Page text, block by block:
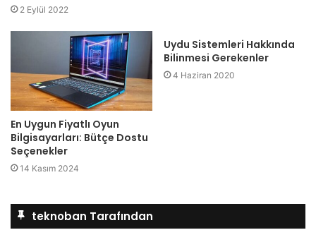
2 Eylül 2022
En Uygun Fiyatlı Oyun
Bilgisayarları: Bütçe Dostu
Seçenekler
14 Kasım 2024
Uydu Sistemleri Hakkında
Bilinmesi Gerekenler
4 Haziran 2020
teknoban Tarafından